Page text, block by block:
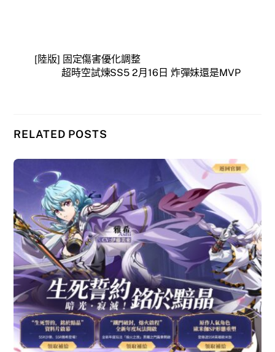
[陸版] 固定傷害優化調整
超時空試煉SS5 2月16日 炸彈妹還是MVP
RELATED POSTS